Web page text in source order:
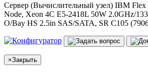
Сервер (Вычислительный узел) IBM Flex
Node, Xeon 4C E5-2418L 50W 2.0GHz/
O/Bay HS 2.5in SAS/SATA, SR C105
×Закрыть